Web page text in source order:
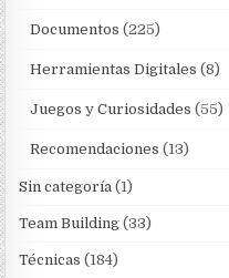
Documentos (225)
Herramientas Digitales (8)
Juegos y Curiosidades (55)
Recomendaciones (13)
Sin categoría (1)
Team Building (33)
Técnicas (184)